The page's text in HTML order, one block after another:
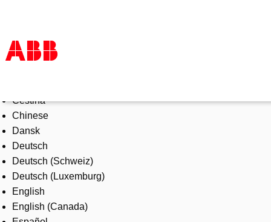
Products & Solutions
Industries
Services
About us
Where to buy
Contact us
Careers
Čeština
Chinese
Dansk
Deutsch
Deutsch (Schweiz)
Deutsch (Luxemburg)
English
English (Canada)